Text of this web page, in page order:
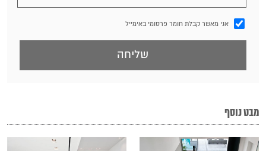
אני מאשר קבלת חומר פרסומי באימייל
מבט נוסף